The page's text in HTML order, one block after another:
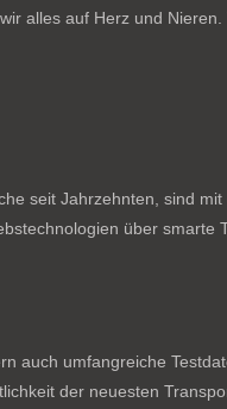
alles auf Herz und
seit Jahrzehnten, sind
über
auch umfangreiche
der neuesten